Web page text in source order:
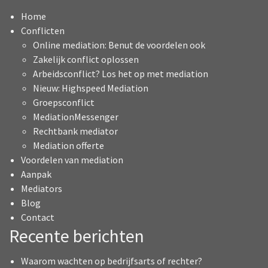
Home
Conflicten
Online mediation: Benut de voordelen ook
Zakelijk conflict oplossen
Arbeidsconflict? Los het op met mediation
Nieuw: Highspeed Mediation
Groepsconflict
MediationMessenger
Rechtbank mediator
Mediation offerte
Voordelen van mediation
Aanpak
Mediators
Blog
Contact
Recente berichten
Waarom wachten op bedrijfsarts of rechter?